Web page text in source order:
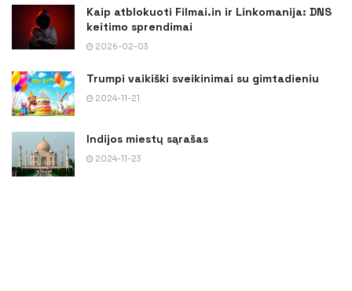
Kaip atblokuoti Filmai.in ir Linkomanija: DNS
keitimo sprendimai
2026-02-03
Trumpi vaikiški sveikinimai su gimtadieniu
2024-11-21
Indijos miestų sąrašas
2024-11-23